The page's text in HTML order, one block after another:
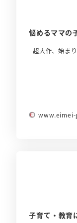
悩めるママの
超大作、始ま
子育て・教育